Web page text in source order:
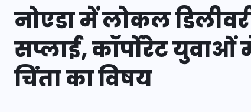
नोएडा में लोकल
सप्लाई, कॉर्पोरेट युवाओं
चिंता का विषय